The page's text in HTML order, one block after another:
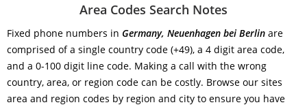
Area Codes Search Notes
Fixed phone numbers in Germany, Neuenhagen bei Berlin are
comprised of a single country code (+49), a 4 digit area code,
and a 0-100 digit line code. Making a call with the wrong
country, area, or region code can be costly. Browse our sites
area and region codes by region and city to ensure you have